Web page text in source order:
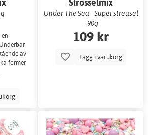
en
av
former
Strösselmix
Under The Sea - Super streusel
- 90g
109 kr
Lägg i varukorg